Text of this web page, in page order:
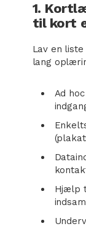
1.
til kort
Lav en
lang
Ad
Hjælp